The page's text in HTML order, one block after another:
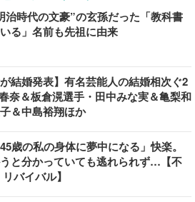
治時代の文豪”の玄孫だった「教科書
る」名前も先祖に由来
が結婚発表】有名芸能人の結婚相次ぐ2
奈＆板倉滉選手・田中みな実＆亀梨和
＆中島裕翔ほか
歳の私の身体に夢中になる」快楽。
と分かっていても逃れられず…【不
バイバル】